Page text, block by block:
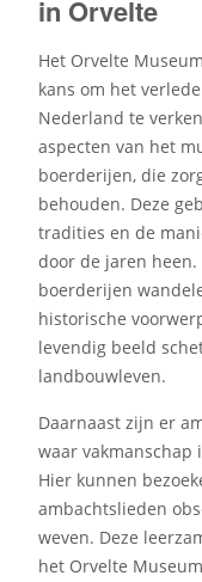
in Orvelte
Het Orvelte
kans om het
Nederland te
aspecten van het
boerderijen, die
behouden. Deze
tradities en de
door de jaren heen.
boerderijen
historische
levendig beeld
landbouwleven.
Daarnaast zijn er
waar
Hier kunnen
ambachtslieden
weven. Deze
het Orvelte